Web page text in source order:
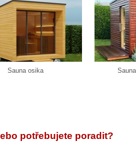
Sauna osika
potřebujete poradit?